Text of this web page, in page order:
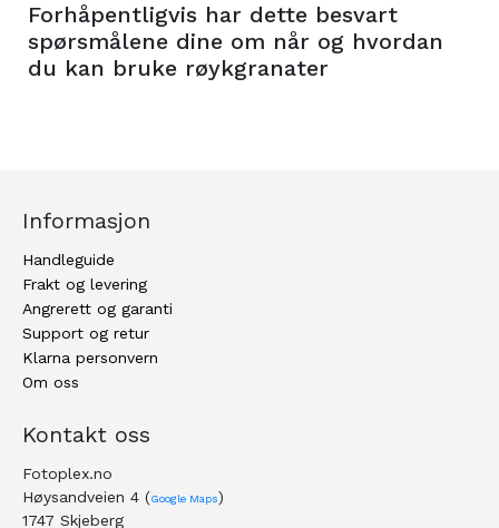
Forhåpentligvis har dette besvart
spørsmålene dine om når og hvordan
du kan bruke røykgranater
Informasjon
Handleguide
Frakt og levering
Angrerett og garanti
Support og retur
Klarna personvern
Om oss
Kontakt oss
Fotoplex.no
Høysandveien 4 (Google Maps)
1747 Skjeberg